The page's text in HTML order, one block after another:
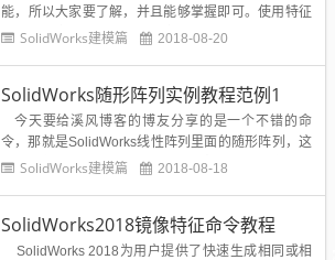
能，所以大家要了解，并且能够掌握即可。使用特征
阵列或预定义的形状来填充定义的区域，通常用于电
待阵列实体。下面通过一个...
SolidWorks建模篇 2018-08-20
SolidWorks随形阵列实例教程范例1
今天要给溪风博客的博友分享的是一个不错的命
令，那就是SolidWorks线性阵列里面的随形阵列，这
个功能使用的情况不多，但是很有趣，希望大家了解
改变...
SolidWorks建模篇 2018-08-18
SolidWorks2018镜像特征命令教程
SolidWorks 2018为用户提供了快速生成相同或相